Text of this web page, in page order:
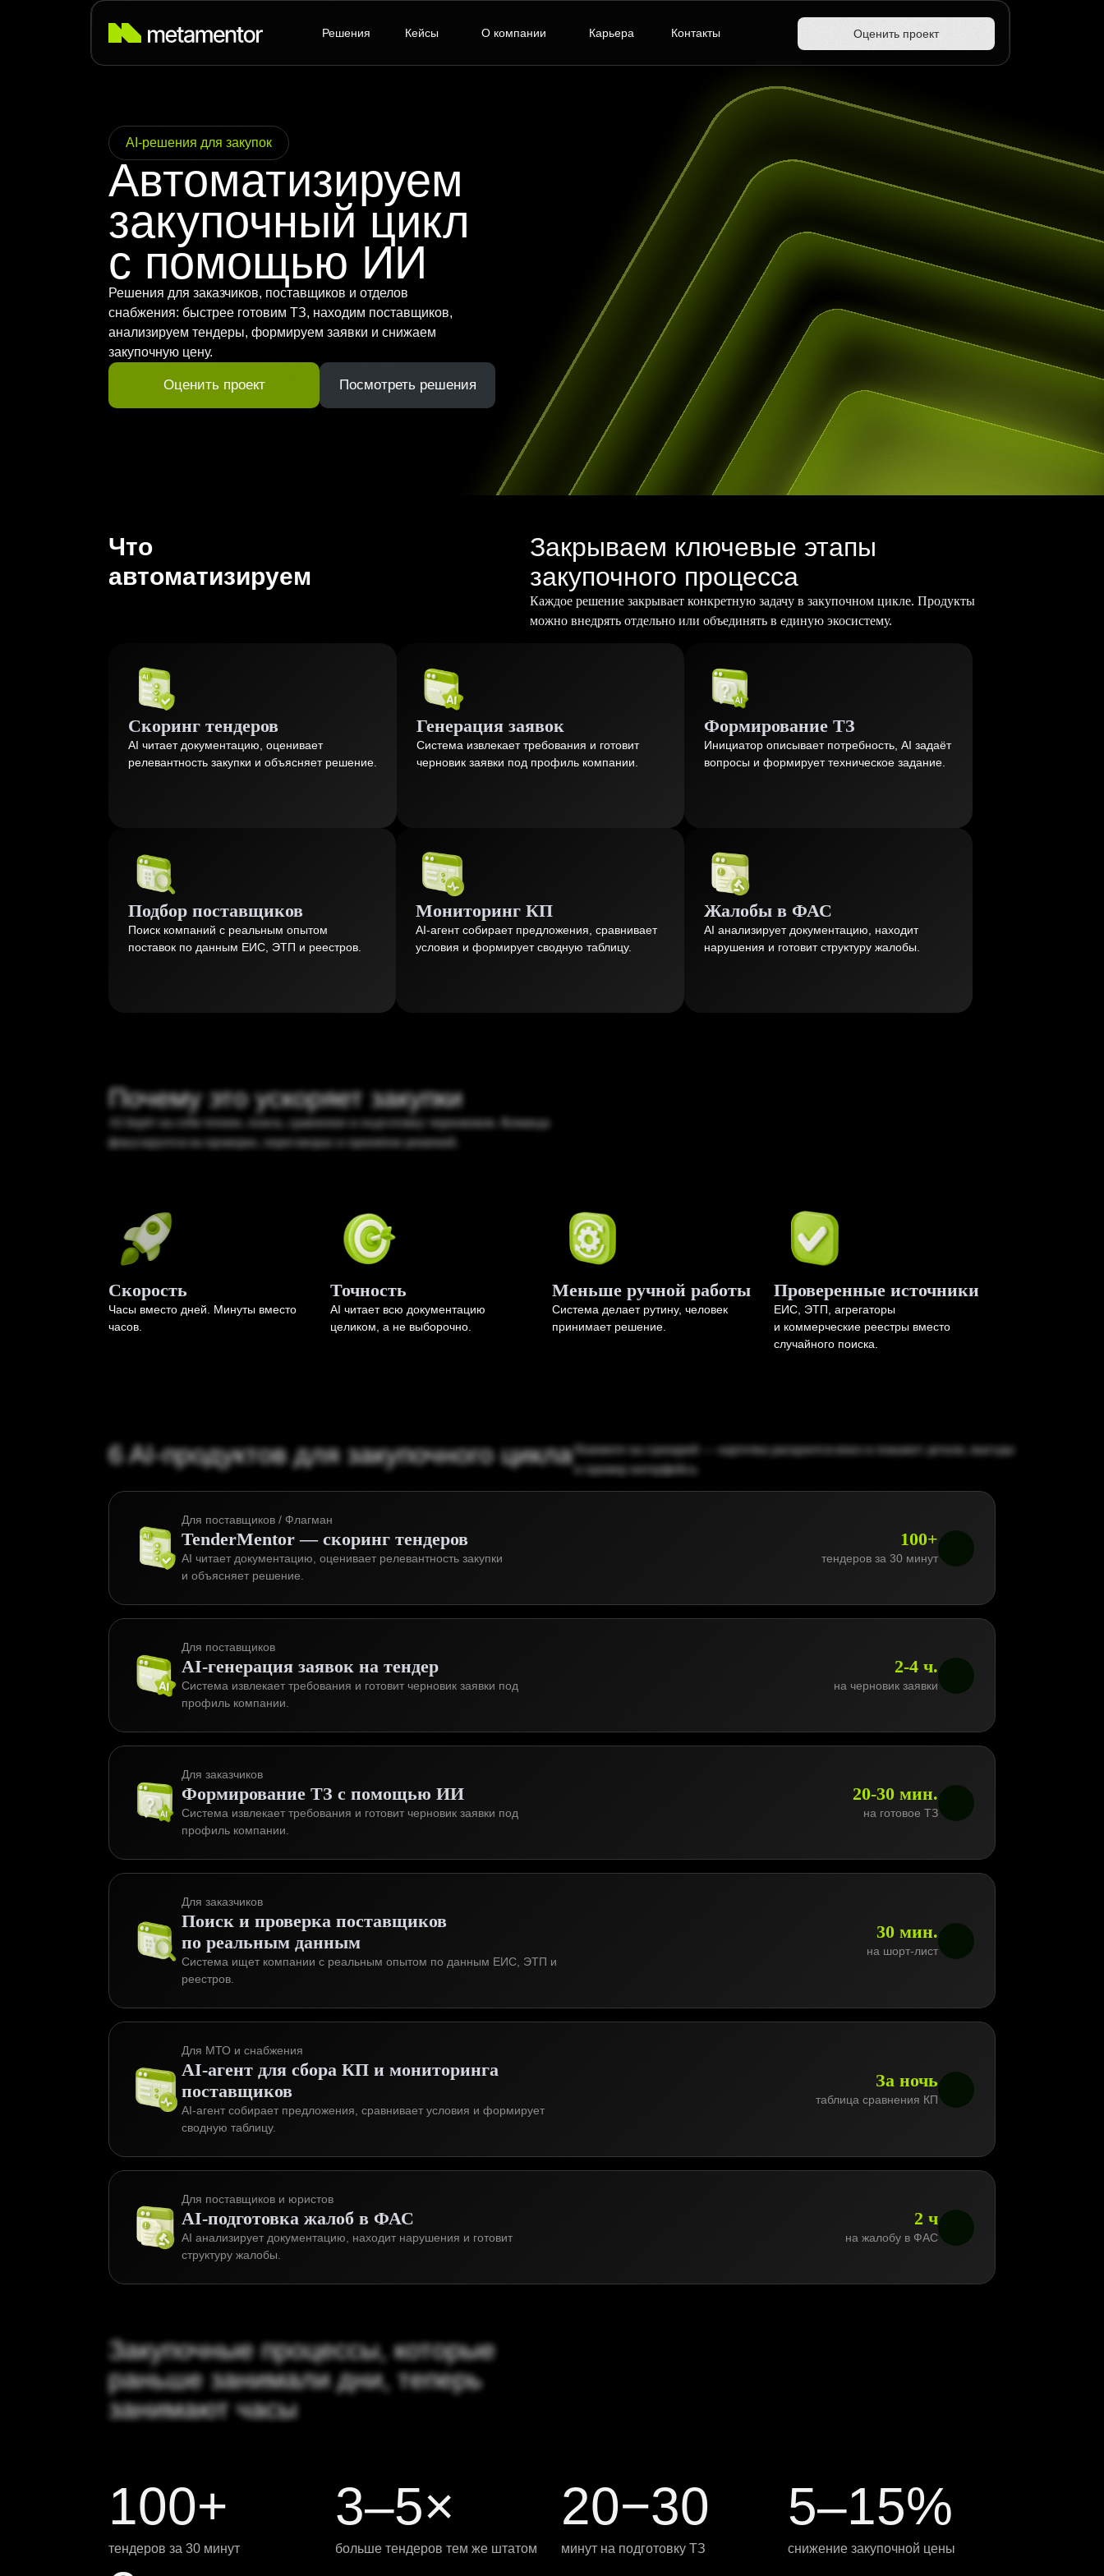
Оценить проект
Решения Кейсы О компании Карьера Контакты
Callmentor
AI-закупки
Индивидуальная разработка
Все решения >
AI-решения для закупок
Автоматизируем
закупочный цикл
с помощью ИИ
Решения для заказчиков, поставщиков и отделов
снабжения: быстрее готовим ТЗ, находим поставщиков,
анализируем тендеры, формируем заявки и снижаем
закупочную цену.
Оценить проект Посмотреть решения
Что
автоматизируем
Закрываем ключевые этапы
закупочного процесса
Каждое решение закрывает конкретную задачу в закупочном цикле. Продукты
можно внедрять отдельно или объединять в единую экосистему.
Скоринг тендеров
AI читает документацию, оценивает
релевантность закупки и объясняет решение.
Генерация заявок
Система извлекает требования и готовит
черновик заявки под профиль компании.
Формирование ТЗ
Инициатор описывает потребность, AI задаёт
вопросы и формирует техническое задание.
Подбор поставщиков
Поиск компаний с реальным опытом
поставок по данным ЕИС, ЭТП и реестров.
Мониторинг КП
AI-агент собирает предложения, сравнивает
условия и формирует сводную таблицу.
Жалобы в ФАС
AI анализирует документацию, находит
нарушения и готовит структуру жалобы.
Почему это ускоряет закупки
AI берёт на себя чтение, поиск, сравнение и подготовку черновиков. Команда
фокусируется на проверке, переговорах и принятии решений.
Скорость
Часы вместо дней. Минуты вместо
часов.
Точность
AI читает всю документацию
целиком, а не выборочно.
Меньше ручной работы
Система делает рутину, человек
принимает решение.
Проверенные источники
ЕИС, ЭТП, агрегаторы
и коммерческие реестры вместо
случайного поиска.
6 AI-продуктов для закупочного циклаНажмите на сценарий — карточка раскроется вниз и покажет детали, выгоды
и пример интерфейса.
Для поставщиков / Флагман
TenderMentor — скоринг тендеров
AI читает документацию, оценивает релевантность закупки
и объясняет решение.
100+
тендеров за 30 минут
Для поставщиков
AI-генерация заявок на тендер
Система извлекает требования и готовит черновик заявки под
профиль компании.
2-4 ч.
на черновик заявки
Для заказчиков
Формирование ТЗ с помощью ИИ
Система извлекает требования и готовит черновик заявки под
профиль компании.
20-30 мин.
на готовое ТЗ
Для заказчиков
Поиск и проверка поставщиков
по реальным данным
Система ищет компании с реальным опытом по данным ЕИС, ЭТП и
реестров.
30 мин.
на шорт-лист
Для МТО и снабжения
AI-агент для сбора КП и мониторинга
поставщиков
AI-агент собирает предложения, сравнивает условия и формирует
сводную таблицу.
За ночь
таблица сравнения КП
Для поставщиков и юристов
AI-подготовка жалоб в ФАС
AI анализирует документацию, находит нарушения и готовит
структуру жалобы.
2 ч
на жалобу в ФАС
Закупочные процессы, которые
раньше занимали дни, теперь
занимают часы
100+
тендеров за 30 минут
3–5×
больше тендеров тем же штатом
20−30
минут на подготовку ТЗ
5–15%
снижение закупочной цены